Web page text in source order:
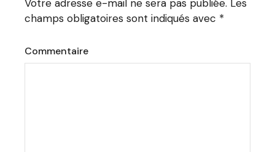
Votre adresse e-mail ne sera pas publiée. Les
champs obligatoires sont indiqués avec *
Commentaire